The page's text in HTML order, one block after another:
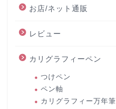
お店/ネット通販
レビュー
カリグラフィーペン
つけペン
ペン軸
カリグラフィー万年筆